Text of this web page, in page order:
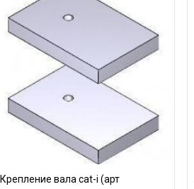
Крепление вала cat-i (арт